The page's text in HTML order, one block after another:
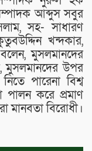
আব্দুস সবুর
সহ- সাধারণ
খন্দকার,
মুসলমানদের
মুসলমানদের উপর
পারেনা বিশ্ব
করে প্রমাণ
মানবতা বিরোধী।